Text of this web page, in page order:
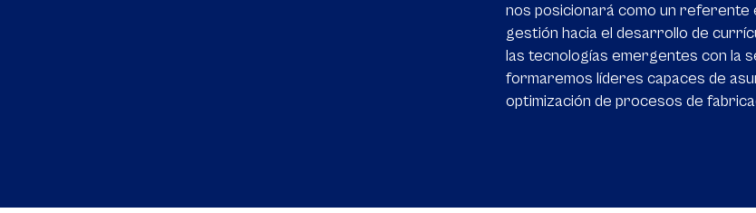
nos posicionará como un referente
gestión hacia el desarrollo de
las tecnologías emergentes con la
formaremos líderes capaces de
optimización de procesos de